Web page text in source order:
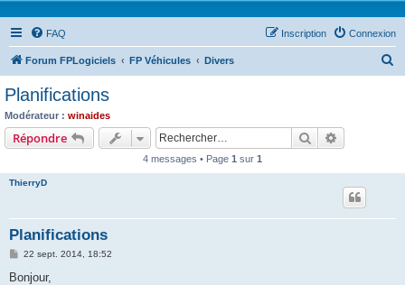
FAQ Connexion
Inscription
Forum FPLogiciels FP Véhicules Divers
Planifications
Modérateur : winaides
Répondre Rechercher
4 messages • Page 1 sur 1
ThierryD
Planifications
M
s
22 sept. 2014, 18:52
Bonjour,